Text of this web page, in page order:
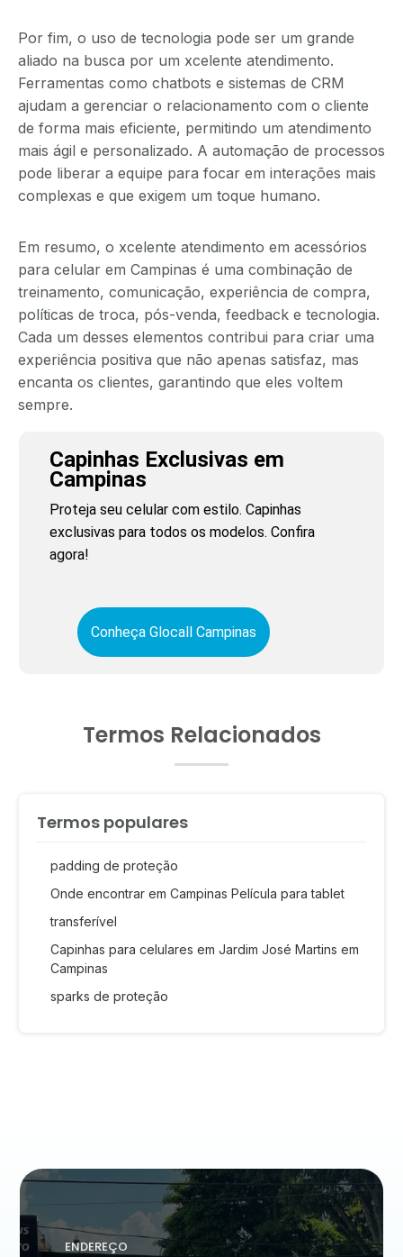
Por fim, o uso de tecnologia pode ser um grande
aliado na busca por um xcelente atendimento.
Ferramentas como chatbots e sistemas de CRM
ajudam a gerenciar o relacionamento com o cliente
de forma mais eficiente, permitindo um atendimento
mais ágil e personalizado. A automação de processos
pode liberar a equipe para focar em interações mais
complexas e que exigem um toque humano.
Em resumo, o xcelente atendimento em acessórios
para celular em Campinas é uma combinação de
treinamento, comunicação, experiência de compra,
políticas de troca, pós-venda, feedback e tecnologia.
Cada um desses elementos contribui para criar uma
experiência positiva que não apenas satisfaz, mas
encanta os clientes, garantindo que eles voltem
sempre.
Capinhas Exclusivas em
Campinas
Proteja seu celular com estilo. Capinhas
exclusivas para todos os modelos. Confira
agora!
Conheça Glocall Campinas
Termos Relacionados
Termos populares
padding de proteção
Onde encontrar em Campinas Película para tablet
transferível
Capinhas para celulares em Jardim José Martins em
Campinas
sparks de proteção
ENDEREÇO